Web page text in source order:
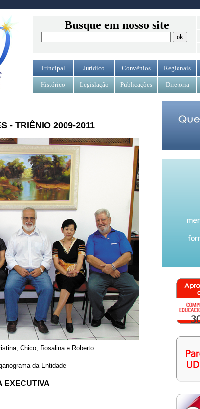
Busque em nosso site
Principal Jurídico Convênios Regionais
Histórico Legislação Publicações Diretoria
- TRIÊNIO 2009-2011
Chico, Rosalina e Roberto
da Entidade
EXECUTIVA